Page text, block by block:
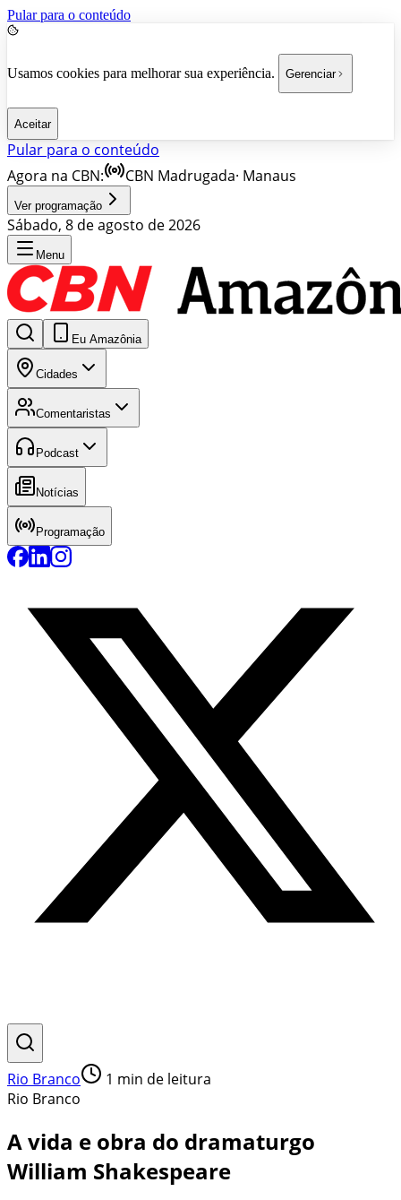
Pular para o conteúdo
Usamos cookies para melhorar sua experiência. Gerenciar
Aceitar
Pular para o conteúdo
Agora na CBN:
CBN Madrugada· Manaus
Ver programação
Sábado, 8 de agosto de 2026
Menu
Eu Amazônia
Cidades
Comentaristas
Podcast
Notícias
Programação
Rio Branco 1 min de leitura
Rio Branco
A vida e obra do dramaturgo
William Shakespeare